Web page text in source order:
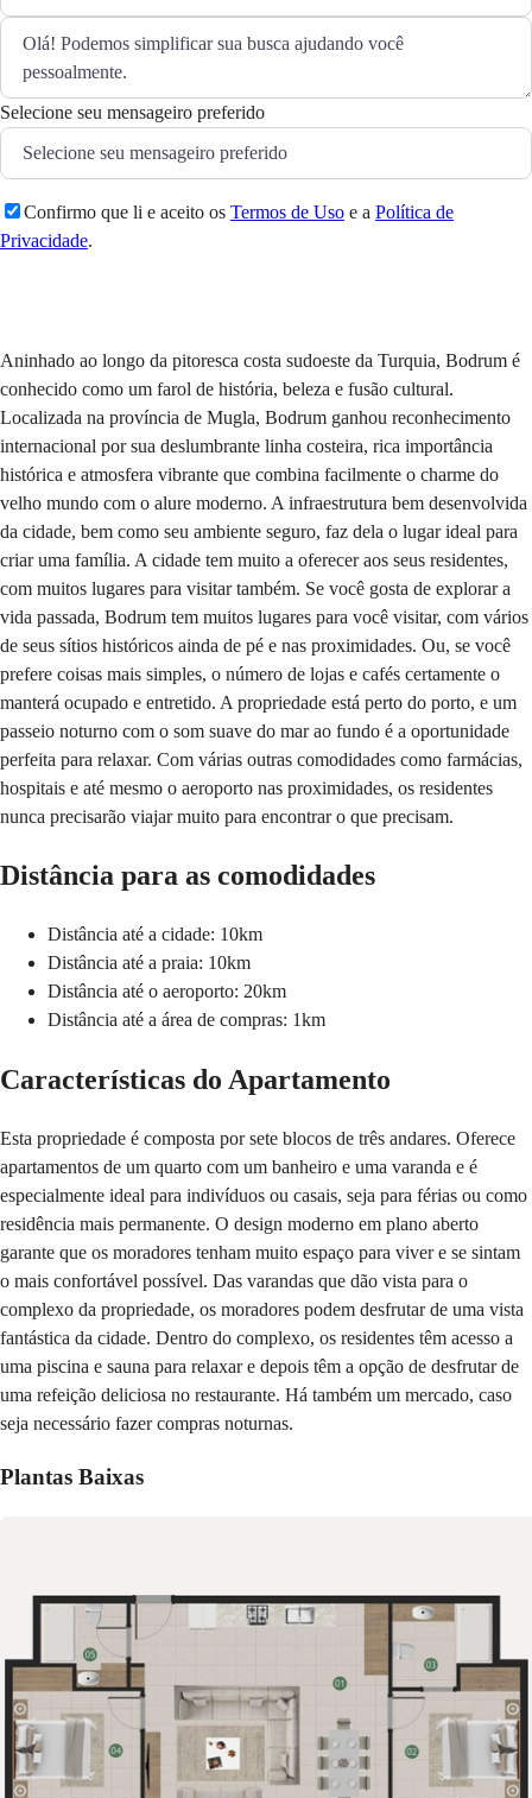
Selecione seu mensageiro preferido
Confirmo que li e aceito os Termos de Uso e a Política de
Privacidade.
Aninhado ao longo da pitoresca costa sudoeste da Turquia, Bodrum é
conhecido como um farol de história, beleza e fusão cultural.
Localizada na província de Mugla, Bodrum ganhou reconhecimento
internacional por sua deslumbrante linha costeira, rica importância
histórica e atmosfera vibrante que combina facilmente o charme do
velho mundo com o alure moderno. A infraestrutura bem desenvolvida
da cidade, bem como seu ambiente seguro, faz dela o lugar ideal para
criar uma família. A cidade tem muito a oferecer aos seus residentes,
com muitos lugares para visitar também. Se você gosta de explorar a
vida passada, Bodrum tem muitos lugares para você visitar, com vários
de seus sítios históricos ainda de pé e nas proximidades. Ou, se você
prefere coisas mais simples, o número de lojas e cafés certamente o
manterá ocupado e entretido. A propriedade está perto do porto, e um
passeio noturno com o som suave do mar ao fundo é a oportunidade
perfeita para relaxar. Com várias outras comodidades como farmácias,
hospitais e até mesmo o aeroporto nas proximidades, os residentes
nunca precisarão viajar muito para encontrar o que precisam.
Distância para as comodidades
Distância até a cidade: 10km
Distância até a praia: 10km
Distância até o aeroporto: 20km
Distância até a área de compras: 1km
Características do Apartamento
Esta propriedade é composta por sete blocos de três andares. Oferece
apartamentos de um quarto com um banheiro e uma varanda e é
especialmente ideal para indivíduos ou casais, seja para férias ou como
residência mais permanente. O design moderno em plano aberto
garante que os moradores tenham muito espaço para viver e se sintam
o mais confortável possível. Das varandas que dão vista para o
complexo da propriedade, os moradores podem desfrutar de uma vista
fantástica da cidade. Dentro do complexo, os residentes têm acesso a
uma piscina e sauna para relaxar e depois têm a opção de desfrutar de
uma refeição deliciosa no restaurante. Há também um mercado, caso
seja necessário fazer compras noturnas.
Plantas Baixas